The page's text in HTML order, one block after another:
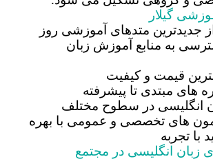
گیلار
متدهای آموزشی روز
منابع آموزش زبان
قیمت و کیفیت
مبتدی تا پیشرفته
در سطوح مختلف
های تخصصی و عمومی با بهره
انگلیسی در مجتمع